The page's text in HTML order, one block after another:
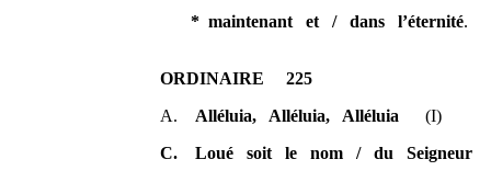
* maintenant et / dans l’éternité.
ORDINAIRE 225
A. Alléluia, Alléluia, Alléluia (I)
C. Loué soit le nom / du Seigneur